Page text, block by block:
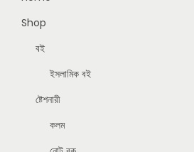
Shop
বই
ইসলামিক বই
ষ্টেশনারী
কলম